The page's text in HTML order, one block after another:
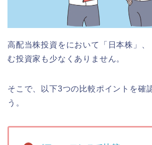
高配当株投資をにおいて「日本株」、
む投資家も少なくありません。
そこで、以下3つの比較ポイントを確
う。